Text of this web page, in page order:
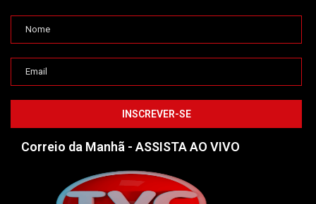
Correio da Manhã - ASSISTA AO VIVO